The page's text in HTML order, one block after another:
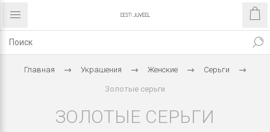
Главная Украшения Женские Серьги
Золотые серьги
ЗОЛОТЫЕ СЕРЬГИ